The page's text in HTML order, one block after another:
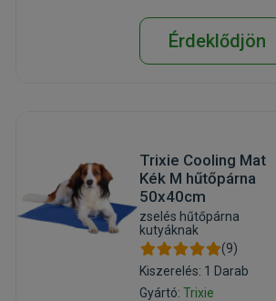
Érdeklődjön
Trixie Cooling Mat
Kék M hűtőpárna
50x40cm
zselés hűtőpárna
kutyáknak
(9)
Kiszerelés: 1 Darab
Gyártó:Trixie